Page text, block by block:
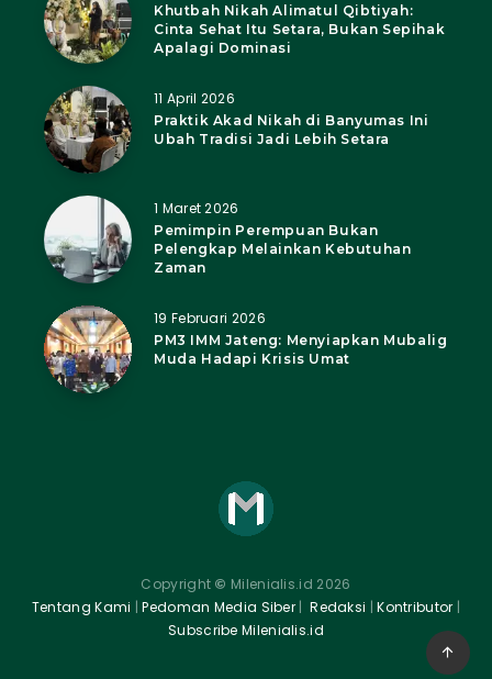
Khutbah Nikah Alimatul Qibtiyah:
Cinta Sehat Itu Setara, Bukan Sepihak
Apalagi Dominasi
11 April 2026
Praktik Akad Nikah di Banyumas Ini
Ubah Tradisi Jadi Lebih Setara
1 Maret 2026
Pemimpin Perempuan Bukan
Pelengkap Melainkan Kebutuhan
Zaman
19 Februari 2026
PM3 IMM Jateng: Menyiapkan Mubalig
Muda Hadapi Krisis Umat
Copyright © Milenialis.id 2026
Tentang Kami |Pedoman Media Siber | Redaksi |Kontributor |
Subscribe Milenialis.id